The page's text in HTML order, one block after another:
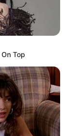
Your
Top